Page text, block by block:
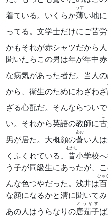
着ている。いくらか薄
うす
い地
ってる。文学士だけにご苦
かもそれが赤シャツだから
聞いたらこの男は年が年中
な病気があった者だ。当人
から、衛生のためにわざわざ
ざる心配だ。そんならつい
い。それから英語の教師に
男が居た。大概顔の蒼
あお
い人は
くふくれている。 昔
むかし
小学校へ
う子が同級生にあったが、
んな色つやだった。浅井は
ひゃ
な顔になるかと清に聞いて
あの人はうらなりの唐茄子
とうなす